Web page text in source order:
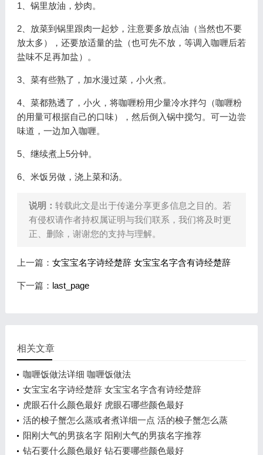
1、锅里放油，炒肉。
2、放菜到锅里跟肉一起炒，注意要多放点油（当然也不要
放太多），还要放适量的盐（也可先不放，等调入咖喱后若
盐味不足再加盐）。
3、菜有些熟了，加水漫过菜，小火煮。
4、菜都熟透了，小火，将咖喱粉用少量冷水拌匀（咖喱粉
的用量可根据自己的口味），然后倒入锅中搅匀。可一边尝
味道，一边加入咖喱。
5、继续煮上5分钟。
6、米饭另做，浇上菜和汤。
说明： 转载此文是出于传递分享更多信息之目的。若
有侵权请作者持权属证明与我们联系，我们将及时更
正、删除，谢谢您的支持与理解。
上一篇： 女宝宝名字诗经楚辞 女宝宝名字含有诗经楚辞
下一篇： last_page
相关文章
咖喱饭做法详细 咖喱饭做法
女宝宝名字诗经楚辞 女宝宝名字含有诗经楚辞
虎眼石什么颜色最好 虎眼石哪些颜色最好
活的梭子蟹怎么蒸或者煮详细一点 活的梭子蟹怎么蒸
阳刚大气的男孩名字 阳刚大气的男孩名字推荐
钻石要什么颜色最好 钻石要哪些颜色最好